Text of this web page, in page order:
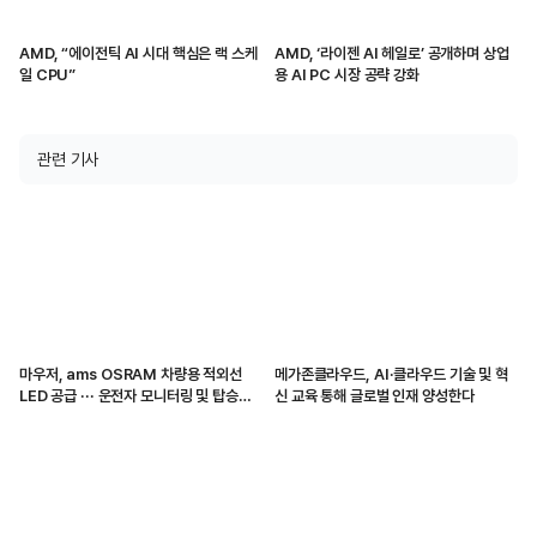
AMD, “에이전틱 AI 시대 핵심은 랙 스케
일 CPU”
AMD, ‘라이젠 AI 헤일로’ 공개하며 상업
용 AI PC 시장 공략 강화
관련 기사
마우저, ams OSRAM 차량용 적외선
LED 공급 ··· 운전자 모니터링 및 탑승자
메가존클라우드, AI·클라우드 기술 및 혁
신 교육 통해 글로벌 인재 양성한다